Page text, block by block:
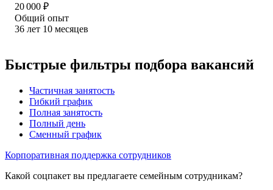
20 000 ₽
Общий опыт
36 лет 10 месяцев
Быстрые фильтры подбора вакансий
Частичная занятость
Гибкий график
Полная занятость
Полный день
Сменный график
Корпоративная поддержка сотрудников
Какой соцпакет вы предлагаете семейным сотрудникам?